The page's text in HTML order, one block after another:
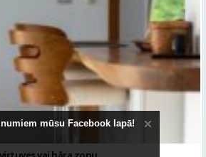
mūsu Facebook lapā!